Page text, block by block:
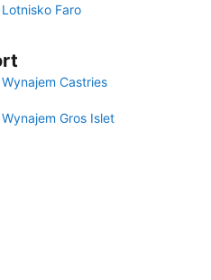
Lotnisko Faro
Wynajem Castries
Wynajem Gros Islet